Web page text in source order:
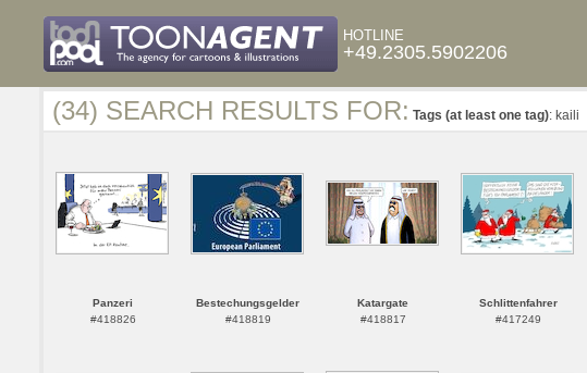
HOTLINE
+49.2305.5902206
(34) SEARCH RESULTS FOR: Tags (at least one tag): kaili
Panzeri
#418826
Bestechungsgelder
#418819
Katargate
#418817
Schlittenfahrer
#417249